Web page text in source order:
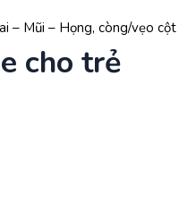
– Mũi – Họng, còng/vẹo
cho trẻ